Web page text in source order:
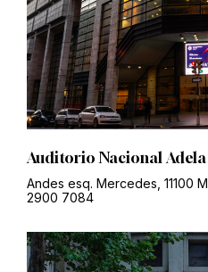
Auditorio Nacional Adela
Andes esq. Mercedes, 11100
2900 7084